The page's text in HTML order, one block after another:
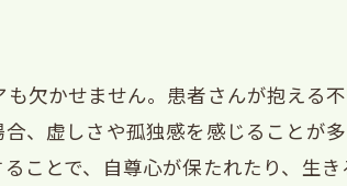
欠かせません。患者さんが抱える
、虚しさや孤独感を感じることが
ことで、自尊心が保たれたり、生